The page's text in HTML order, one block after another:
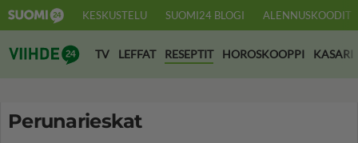
KESKUSTELU SUOMI24 BLOGI ALENNUSKOODIT
Suomi24 Viihde
TV LEFFAT RESEPTIT HOROSKOOPPI KASARI
Perunarieskat